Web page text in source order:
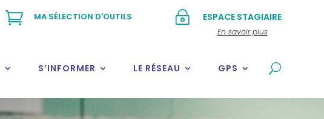
~ ESPACE STAGIAIRE
En savoir plus
 MA SÉLECTION D'OUTILS
S’INFORMER LE RÉSEAU GPS